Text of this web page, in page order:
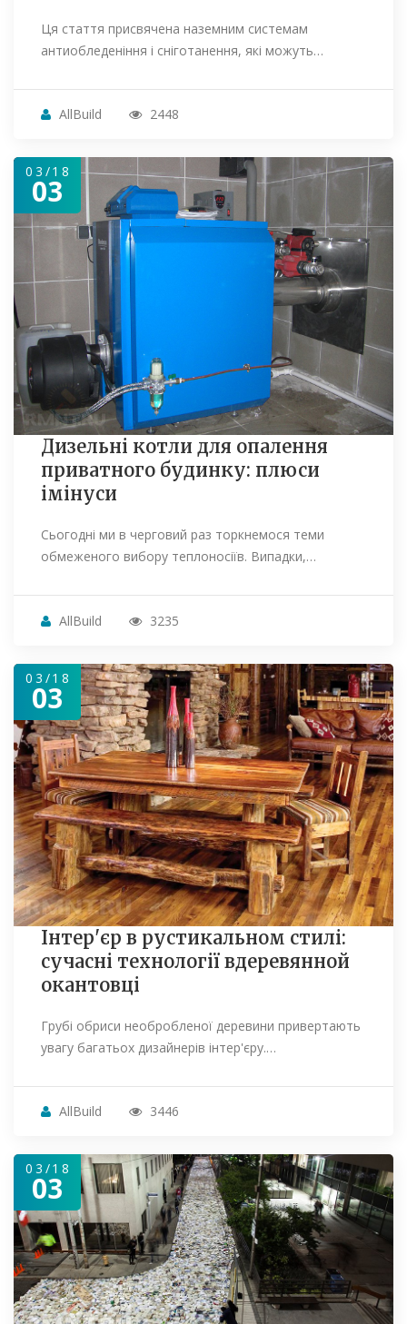
Ця стаття присвячена наземним системам
антиобледеніння і сніготанення, які можуть…
AllBuild 2448
03/18
03
Дизельні котли для опалення
приватного будинку: плюси
імінуси
Сьогодні ми в черговий раз торкнемося теми
обмеженого вибору теплоносіїв. Випадки,…
AllBuild 3235
03/18
03
Інтер'єр в рустикальном стилі:
сучасні технології вдеревянной
окантовці
Грубі обриси необробленої деревини привертають
увагу багатьох дизайнерів інтер'єру.…
AllBuild 3446
03/18
03